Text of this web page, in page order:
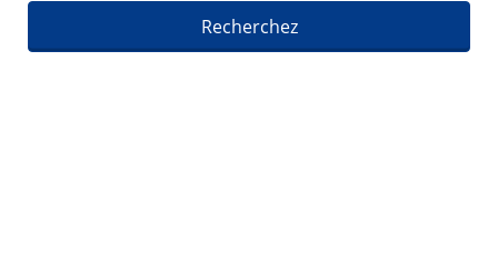
Recherchez